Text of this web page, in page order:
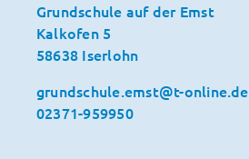
Grundschule auf der Emst
Kalkofen 5
58638 Iserlohn
grundschule.emst@t-online.de
02371-959950